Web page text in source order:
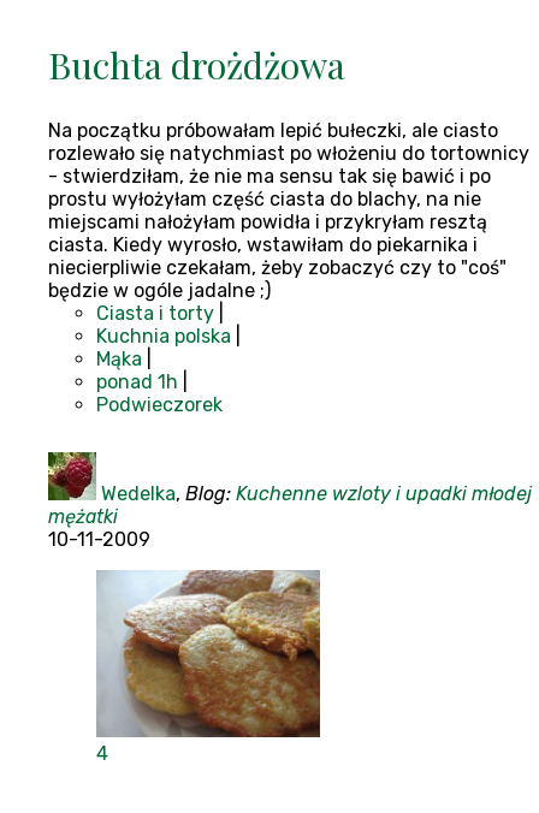
Buchta drożdżowa
Na początku próbowałam lepić bułeczki, ale ciasto
rozlewało się natychmiast po włożeniu do tortownicy
- stwierdziłam, że nie ma sensu tak się bawić i po
prostu wyłożyłam część ciasta do blachy, na nie
miejscami nałożyłam powidła i przykryłam resztą
ciasta. Kiedy wyrosło, wstawiłam do piekarnika i
niecierpliwie czekałam, żeby zobaczyć czy to "coś"
będzie w ogóle jadalne ;)
Ciasta i torty
Kuchnia polska
Mąka
ponad 1h
Podwieczorek
Wedelka, Blog: Kuchenne wzloty i upadki młodej
mężatki
10-11-2009
4